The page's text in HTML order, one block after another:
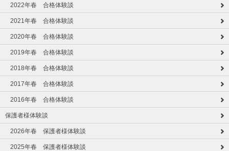
2022年春 合格体験談
2021年春 合格体験談
2020年春 合格体験談
2019年春 合格体験談
2018年春 合格体験談
2017年春 合格体験談
2016年春 合格体験談
保護者様体験談
2026年春 保護者様体験談
2025年春 保護者様体験談